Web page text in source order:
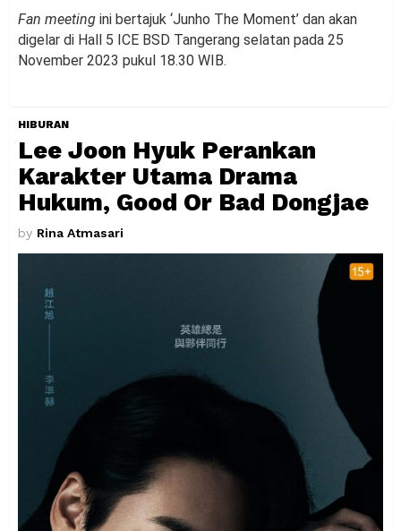
Fan meeting ini bertajuk ‘Junho The Moment’ dan akan
digelar di Hall 5 ICE BSD Tangerang selatan pada 25
November 2023 pukul 18.30 WIB.
HIBURAN
Lee Joon Hyuk Perankan
Karakter Utama Drama
Hukum, Good Or Bad Dongjae
by Rina Atmasari